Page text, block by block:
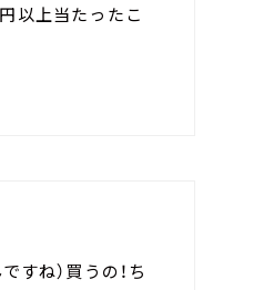
以上当たったこ
すね）買うの！ち